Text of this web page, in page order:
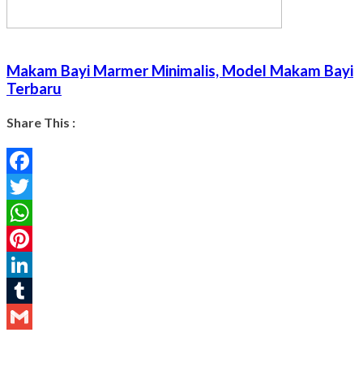
Makam Bayi Marmer Minimalis, Model Makam Bayi
Terbaru
Share This :
Facebook
Twitter
WhatsApp
Pinterest
LinkedIn
Tumblr